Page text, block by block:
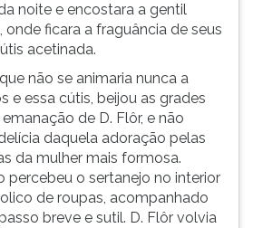
noite e encostara a gentil
onde ficara a fraguância de seus
acetinada.
não se animaria nunca a
e essa cútis, beijou as grades
de D. Flôr, e não
daquela adoração pelas
da mulher mais formosa.
percebeu o sertanejo no interior
de roupas, acompanhado
breve e sutil. D. Flôr volvia